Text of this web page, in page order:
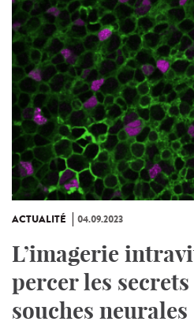
ACTUALITÉ 04.09.2023
L’imagerie
percer les
souches neurales